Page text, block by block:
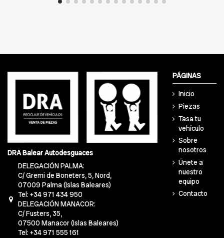
DRA Balear Autodesguaces
DELEGACIÓN PALMA:
C/ Gremi de Boneters, 5, Nord,
07009 Palma (Islas Baleares)
Tel: +34 971 434 950
DELEGACIÓN MANACOR:
C/ Fusters, 35,
07500 Manacor (Islas Baleares)
Tel: +34 971 555 161
PÁGINAS
Inicio
Piezas
Tasa tu
vehículo
Sobre
nosotros
Únete a
nuestro
equipo
Contacto